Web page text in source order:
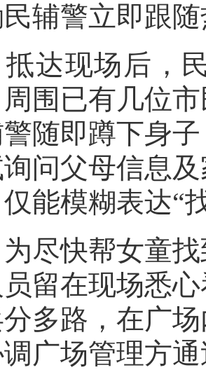
辅警立即跟
现场后，民
围已有几位
随即蹲下身
问父母信息
能模糊表达“
快帮女童找
留在现场悉
分多路，在广
广场管理方